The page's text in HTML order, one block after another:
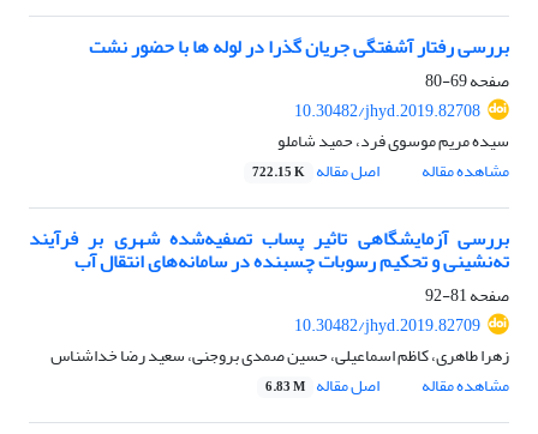
بررسی رفتار آشفتگی جریان گذرا در لوله ها با حضور نشت
صفحه69-80
10.30482/jhyd.2019.82708
سیده مریم موسوی فرد، حمید شاملو
مشاهده مقاله
اصل مقاله 722.15 K
بررسی آزمایشگاهی تاثیر پساب تصفیه‌شده شهری بر فرآیند
ته‌نشینی و تحکیم رسوبات چسبنده در سامانه‌های انتقال آب
صفحه81-92
10.30482/jhyd.2019.82709
زهرا طاهری، کاظم اسماعیلی، حسین صمدی بروجنی، سعید رضا خداشناس
مشاهده مقاله
اصل مقاله 6.83 M